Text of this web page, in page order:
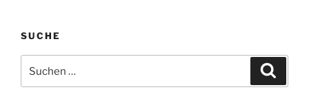
SUCHE
nach: